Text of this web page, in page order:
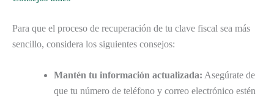
Para que el proceso de recuperación de tu clave fiscal sea más
sencillo, considera los siguientes consejos:
Mantén tu información actualizada: Asegúrate de
que tu número de teléfono y correo electrónico estén